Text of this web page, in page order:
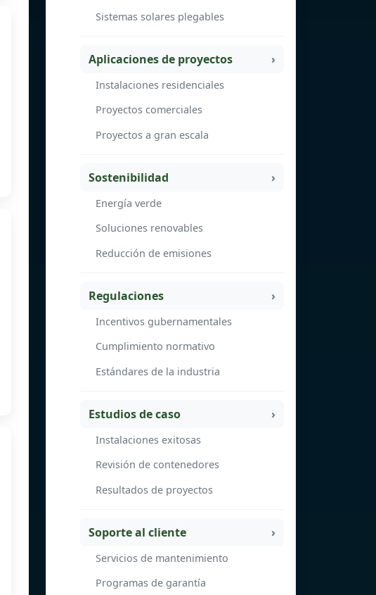
Sistemas solares plegables
Aplicaciones de proyectos
Instalaciones residenciales
Proyectos comerciales
Proyectos a gran escala
Sostenibilidad
Energía verde
Soluciones renovables
Reducción de emisiones
Regulaciones
Incentivos gubernamentales
Cumplimiento normativo
Estándares de la industria
Estudios de caso
Instalaciones exitosas
Revisión de contenedores
Resultados de proyectos
Soporte al cliente
Servicios de mantenimiento
Programas de garantía